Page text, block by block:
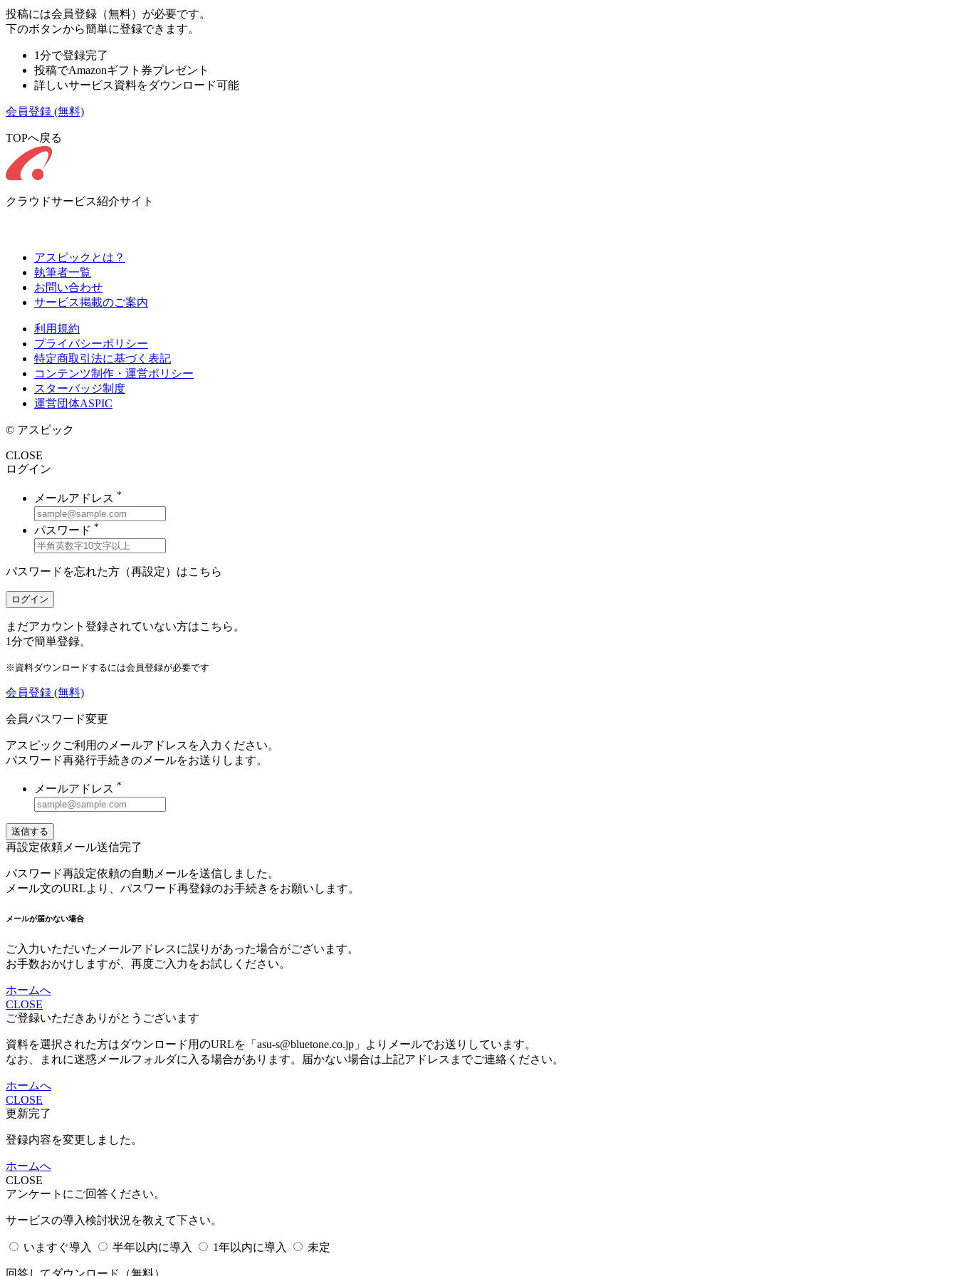
投稿には会員登録（無料）が必要です。
下のボタンから簡単に登録できます。
1分で登録完了
投稿でAmazonギフト券プレゼント
詳しいサービス資料をダウンロード可能
会員登録 (無料)
TOPへ戻る
クラウドサービス紹介サイト
アスピックとは？
執筆者一覧
お問い合わせ
サービス掲載のご案内
利用規約
プライバシーポリシー
特定商取引法に基づく表記
コンテンツ制作・運営ポリシー
スターバッジ制度
運営団体ASPIC
© アスピック
CLOSE
ログイン
メールアドレス *
パスワード *
パスワードを忘れた方（再設定）はこちら
ログイン
まだアカウント登録されていない方はこちら。
1分で簡単登録。
※資料ダウンロードするには会員登録が必要です
会員登録 (無料)
会員パスワード変更
アスピックご利用のメールアドレスを入力ください。
パスワード再発行手続きのメールをお送りします。
メールアドレス *
送信する
再設定依頼メール送信完了
パスワード再設定依頼の自動メールを送信しました。
メール文のURLより、パスワード再登録のお手続きをお願いします。
メールが届かない場合
ご入力いただいたメールアドレスに誤りがあった場合がございます。
お手数おかけしますが、再度ご入力をお試しください。
ホームへ
CLOSE
ご登録いただきありがとうございます
資料を選択された方はダウンロード用のURLを「asu-s@bluetone.co.jp」よりメールでお送りしています。
なお、まれに迷惑メールフォルダに入る場合があります。届かない場合は上記アドレスまでご連絡ください。
ホームへ
CLOSE
更新完了
登録内容を変更しました。
ホームへ
CLOSE
アンケートにご回答ください。
サービスの導入検討状況を教えて下さい。
いますぐ導入 半年以内に導入 1年以内に導入 未定